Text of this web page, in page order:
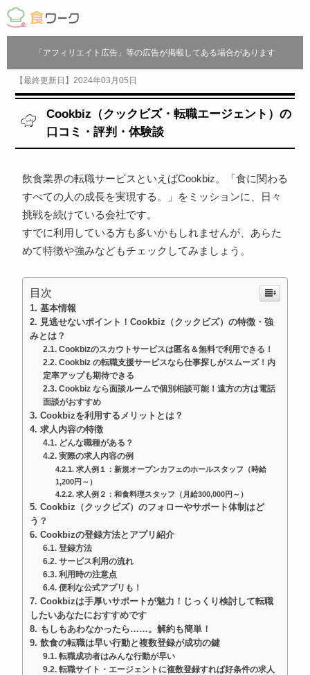
「アフィリエイト広告」等の広告が掲載してある場合があります
【最終更新日】2024年03月05日
Cookbiz（クックビズ・転職エージェント）の
口コミ・評判・体験談
飲食業界の転職サービスといえばCookbiz。「食に関わる
すべての人の成長を実現する。」をミッションに、日々
挑戦を続けている会社です。
すでに利用している方も多いかもしれませんが、あらた
めて特徴や強みなどもチェックしてみましょう。
目次
基本情報
見逃せないポイント！Cookbiz（クックビズ）の特徴・強
みとは？
Cookbizのスカウトサービスは匿名＆無料で利用できる！
Cookbiz の転職支援サービスなら仕事探しがスムーズ！内
定率アップも期待できる
Cookbiz なら面談ルームで個別相談可能！遠方の方は電話
面談がおすすめ
Cookbizを利用するメリットとは？
求人内容の特徴
どんな職種がある？
実際の求人内容の例
求人例１：新規オープンカフェのホールスタッフ（時給
1,200円～）
求人例２：和食料理スタッフ（月給300,000円～）
Cookbiz（クックビズ）のフォローやサポート体制はど
う？
Cookbizの登録方法とアプリ紹介
登録方法
サービス利用の流れ
利用時の注意点
便利な公式アプリも！
Cookbizは手厚いサポートが魅力！じっくり検討して転職
したいあなたにおすすめです
もしもあわなかったら……。解約も簡単！
飲食の転職は早い行動と複数登録が成功の鍵
転職成功者はみんな行動が早い
転職サイト・エージェントに複数登録すれば好条件の求人